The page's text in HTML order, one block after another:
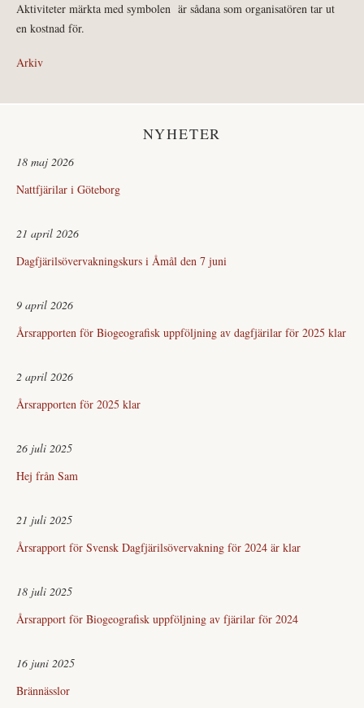
Aktiviteter märkta med symbolen är sådana som organisatören tar ut
en kostnad för.
Arkiv
NYHETER
18 maj 2026
Nattfjärilar i Göteborg
21 april 2026
Dagfjärilsövervakningskurs i Åmål den 7 juni
9 april 2026
Årsrapporten för Biogeografisk uppföljning av dagfjärilar för 2025 klar
2 april 2026
Årsrapporten för 2025 klar
26 juli 2025
Hej från Sam
21 juli 2025
Årsrapport för Svensk Dagfjärilsövervakning för 2024 är klar
18 juli 2025
Årsrapport för Biogeografisk uppföljning av fjärilar för 2024
16 juni 2025
Brännässlor